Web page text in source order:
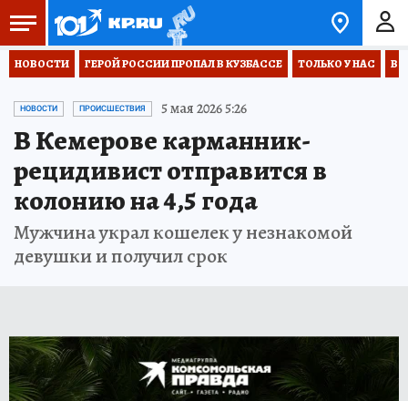
НОВОСТИ ГЕРОЙ РОССИИ ПРОПАЛ В КУЗБАССЕ ТОЛЬКО У НАС
НОВОСТИ ПРОИСШЕСТВИЯ 5 мая 2026 5:26
В Кемерове карманник-
рецидивист отправится в
колонию на 4,5 года
Мужчина украл кошелек у незнакомой
девушки и получил срок